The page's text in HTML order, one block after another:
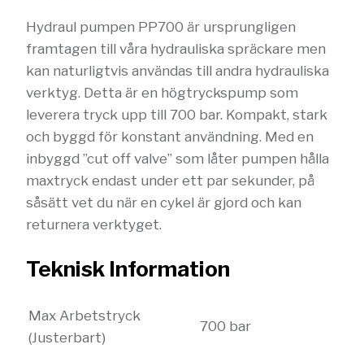
Hydraul pumpen PP700 är ursprungligen
framtagen till våra hydrauliska spräckare men
kan naturligtvis användas till andra hydrauliska
verktyg. Detta är en högtryckspump som
leverera tryck upp till 700 bar. Kompakt, stark
och byggd för konstant användning. Med en
inbyggd ”cut off valve” som låter pumpen hålla
maxtryck endast under ett par sekunder, på
såsätt vet du när en cykel är gjord och kan
returnera verktyget.
Teknisk Information
Max Arbetstryck
(Justerbart)
700 bar